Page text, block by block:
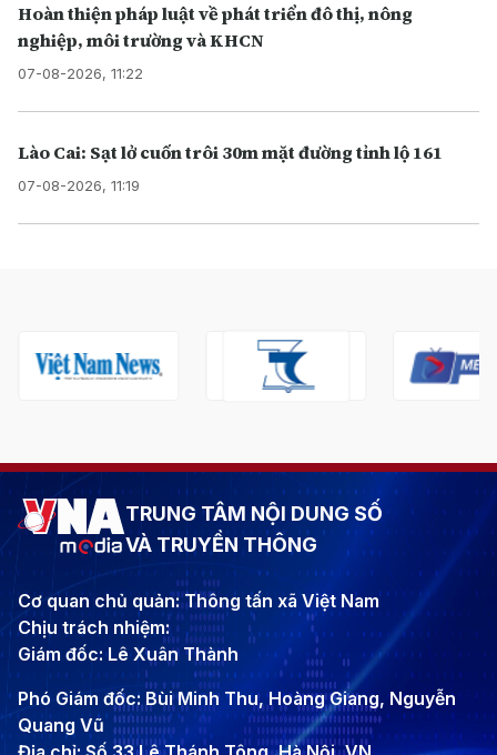
Hoàn thiện pháp luật về phát triển đô thị, nông
nghiệp, môi trường và KHCN
07-08-2026, 11:22
Lào Cai: Sạt lở cuốn trôi 30m mặt đường tỉnh lộ 161
07-08-2026, 11:19
TRUNG TÂM NỘI DUNG SỐ
VÀ TRUYỀN THÔNG
Cơ quan chủ quản: Thông tấn xã Việt Nam
Chịu trách nhiệm:
Giám đốc: Lê Xuân Thành
Phó Giám đốc: Bùi Minh Thu, Hoàng Giang, Nguyễn
Quang Vũ